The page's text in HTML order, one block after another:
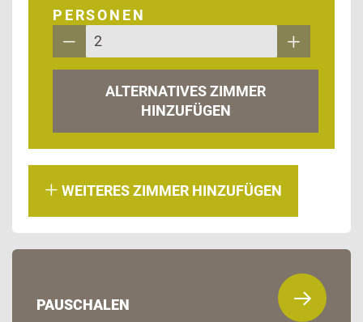
PERSONEN
ALTERNATIVES ZIMMER
HINZUFÜGEN
WEITERES ZIMMER HINZUFÜGEN
PAUSCHALEN